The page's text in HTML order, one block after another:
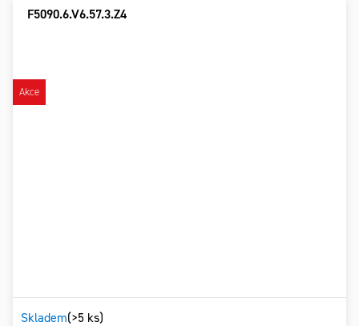
Akce
F5090.6.V6.57.3.Z4
Skladem(>5 ks)